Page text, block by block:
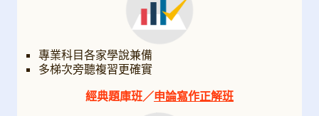
專業科目各家學說兼備
多梯次旁聽複習更確實
經典題庫班／申論寫作正解班